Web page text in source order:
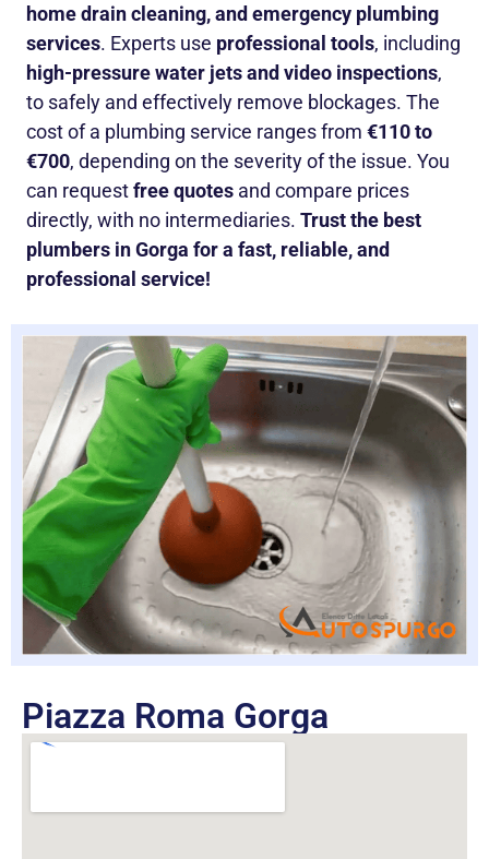
home drain cleaning, and emergency plumbing
services. Experts use professional tools, including
high-pressure water jets and video inspections,
to safely and effectively remove blockages. The
cost of a plumbing service ranges from €110 to
€700, depending on the severity of the issue. You
can requestfree quotes and compare prices
directly, with no intermediaries. Trust the best
plumbers in Gorga for a fast, reliable, and
professional service!
Piazza Roma Gorga